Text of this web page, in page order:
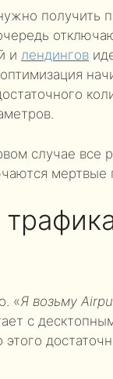
получить
и лендингов
случае все
«Я возьму
с